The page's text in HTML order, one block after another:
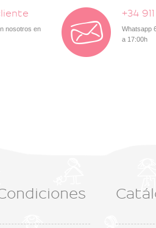
nosotros en
+34
Whatsapp
a 17:00h